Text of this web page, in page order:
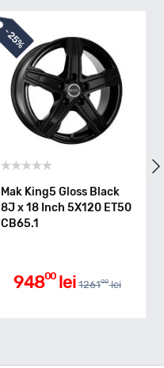
-25%
Mak King5 Gloss Black
8J x 18 Inch 5X120 ET50
CB65.1
94800 lei 126100 lei